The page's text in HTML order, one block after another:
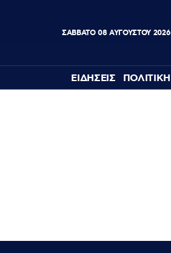
ΣΑΒΒΑΤΟ 08 ΑΥΓΟΥΣΤΟΥ 2026
ΕΙΔΗΣΕΙΣ ΠΟΛΙΤΙΚΗ